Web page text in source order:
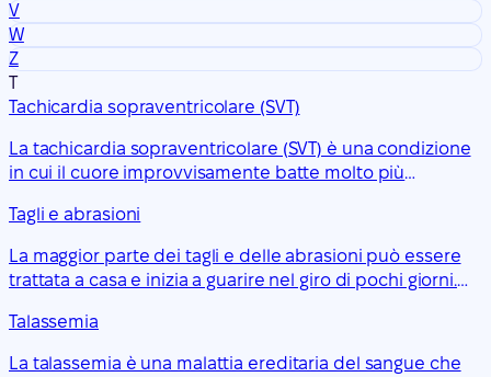
V
W
Z
T
Tachicardia sopraventricolare (SVT)
La tachicardia sopraventricolare (SVT) è una condizione
in cui il cuore improvvisamente batte molto più
alcune persone potrebbero aver bisogno di un
trattamento.
Tagli e abrasioni
La maggior parte dei tagli e delle abrasioni può essere
trattata a casa e inizia a guarire nel giro di pochi giorni.
di un professionista sanitario se c'è il rischio di infezione
o se il taglio è grave.
Talassemia
La talassemia è una malattia ereditaria del sangue che